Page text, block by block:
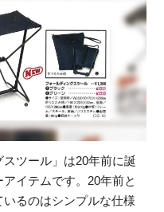
ツール」は20年前に誕
イテムです。20年前と
るのはシンプルな仕様